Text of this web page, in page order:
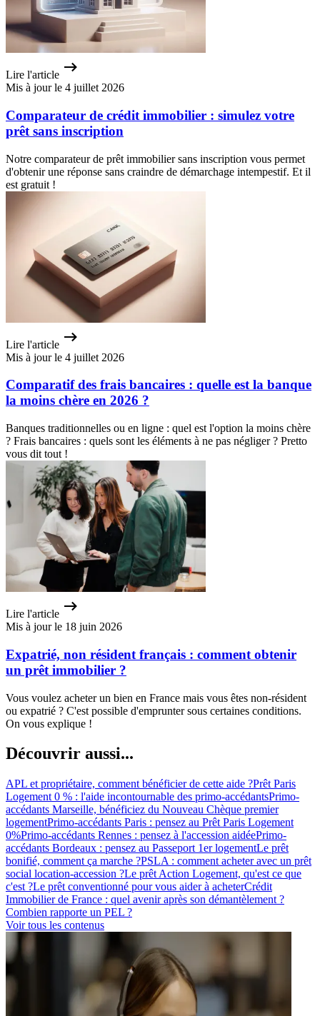
Lire l'article
Mis à jour le 4 juillet 2026
Comparateur de crédit immobilier : simulez votre
prêt sans inscription
Notre comparateur de prêt immobilier sans inscription vous permet
d'obtenir une réponse sans craindre de démarchage intempestif. Et il
est gratuit !
Lire l'article
Mis à jour le 4 juillet 2026
Comparatif des frais bancaires : quelle est la banque
la moins chère en 2026 ?
Banques traditionnelles ou en ligne : quel est l'option la moins chère
? Frais bancaires : quels sont les éléments à ne pas négliger ? Pretto
vous dit tout !
Lire l'article
Mis à jour le 18 juin 2026
Expatrié, non résident français : comment obtenir
un prêt immobilier ?
Vous voulez acheter un bien en France mais vous êtes non-résident
ou expatrié ? C'est possible d'emprunter sous certaines conditions.
On vous explique !
Découvrir aussi...
APL et propriétaire, comment bénéficier de cette aide ?Prêt Paris
Logement 0 % : l'aide incontournable des primo-accédantsPrimo-
accédants Marseille, bénéficiez du Nouveau Chèque premier
logementPrimo-accédants Paris : pensez au Prêt Paris Logement
0%Primo-accédants Rennes : pensez à l'accession aidéePrimo-
accédants Bordeaux : pensez au Passeport 1er logementLe prêt
bonifié, comment ça marche ?PSLA : comment acheter avec un prêt
social location-accession ?Le prêt Action Logement, qu'est ce que
c'est ?Le prêt conventionné pour vous aider à acheterCrédit
Immobilier de France : quel avenir après son démantèlement ?
Combien rapporte un PEL ?
Voir tous les contenus